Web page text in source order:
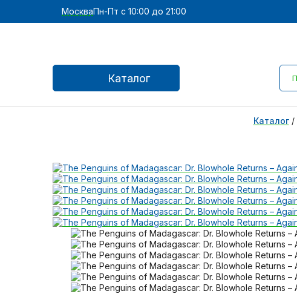
МоскваПн-Пт с 10:00 до 21:00
Каталог
Каталог/